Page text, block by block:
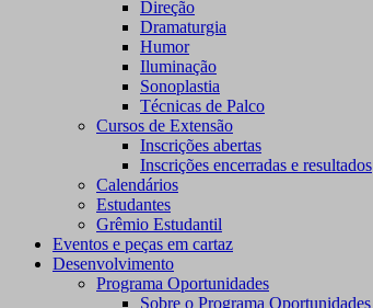
Direção
Dramaturgia
Humor
Iluminação
Sonoplastia
Técnicas de Palco
Cursos de Extensão
Inscrições abertas
Inscrições encerradas e resultados
Calendários
Estudantes
Grêmio Estudantil
Eventos e peças em cartaz
Desenvolvimento
Programa Oportunidades
Sobre o Programa Oportunidades